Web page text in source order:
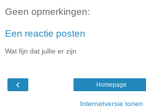
Geen opmerkingen:
Een reactie posten
Wat fijn dat jullie er zijn
‹ Homepage
Internetversie tonen